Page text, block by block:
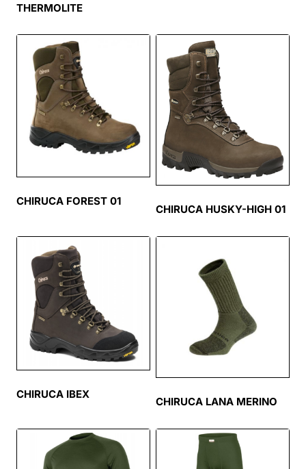
THERMOLITE
CHIRUCA FOREST 01
CHIRUCA HUSKY-HIGH 01
CHIRUCA IBEX
CHIRUCA LANA MERINO